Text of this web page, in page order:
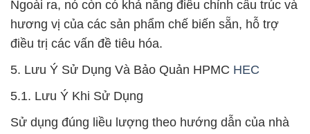
Ngoài ra, nó còn có khả năng điều chỉnh cấu trúc và
hương vị của các sản phẩm chế biến sẵn, hỗ trợ
điều trị các vấn đề tiêu hóa.
5. Lưu Ý Sử Dụng Và Bảo Quản HPMC HEC
5.1. Lưu Ý Khi Sử Dụng
Sử dụng đúng liều lượng theo hướng dẫn của nhà